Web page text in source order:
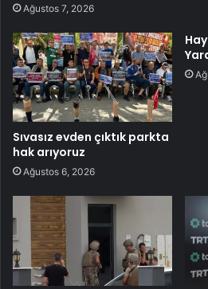
Ağustos 7, 2026
Sıvasız evden çıktık parkta
hak arıyoruz
Ağustos 6, 2026